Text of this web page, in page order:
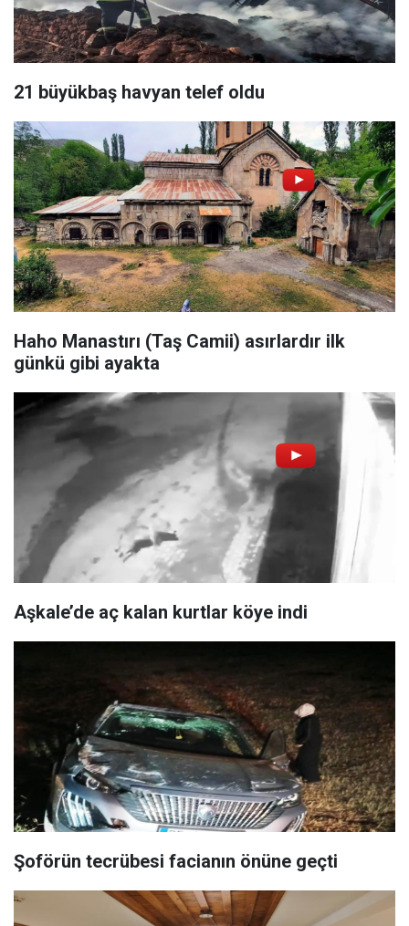
21 büyükbaş havyan telef oldu
Haho Manastırı (Taş Camii) asırlardır ilk
günkü gibi ayakta
Aşkale’de aç kalan kurtlar köye indi
Şoförün tecrübesi facianın önüne geçti